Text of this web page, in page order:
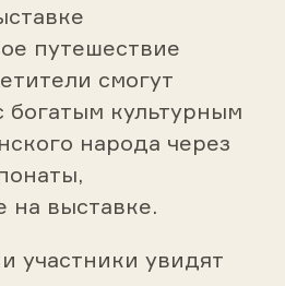
путешествие
смогут
богатым культурным
народа через
на выставке.
участники увидят